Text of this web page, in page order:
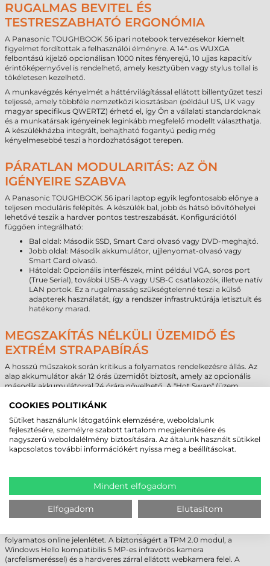
RUGALMAS BEVITEL ÉS
TESTRESZABHATÓ ERGONÓMIA
A Panasonic TOUGHBOOK 56 ipari notebook tervezésekor kiemelt
figyelmet fordítottak a felhasználói élményre. A 14"-os WUXGA
felbontású kijelző opcionálisan 1000 nites fényerejű, 10 ujjas kapacitív
érintőképernyővel is rendelhető, amely kesztyűben vagy stylus tollal is
tökéletesen kezelhető.
A munkavégzés kényelmét a háttérvilágítással ellátott billentyűzet teszi
teljessé, amely többféle nemzetközi kiosztásban (például US, UK vagy
magyar specifikus QWERTZ) érhető el, így Ön a vállalati standardoknak
és a munkatársak igényeinek leginkább megfelelő modellt választhatja.
A készülékházba integrált, behajtható fogantyú pedig még
kényelmesebbé teszi a hordozhatóságot terepen.
PÁRATLAN MODULARITÁS: AZ ÖN
IGÉNYEIRE SZABVA
A Panasonic TOUGHBOOK 56 ipari laptop egyik legfontosabb előnye a
teljesen moduláris felépítés. A készülék bal, jobb és hátsó bővítőhelyei
lehetővé teszik a hardver pontos testreszabását. Konfigurációtól
függően integrálható:
Bal oldal: Második SSD, Smart Card olvasó vagy DVD-meghajtó.
Jobb oldal: Második akkumulátor, ujjlenyomat-olvasó vagy
Smart Card olvasó.
Hátoldal: Opcionális interfészek, mint például VGA, soros port
(True Serial), további USB-A vagy USB-C csatlakozók, illetve natív
LAN portok. Ez a rugalmasság szükségtelenné teszi a külső
adapterek használatát, így a rendszer infrastruktúrája letisztult és
hatékony marad.
MEGSZAKÍTÁS NÉLKÜLI ÜZEMIDŐ ÉS
EXTRÉM STRAPABÍRÁS
A hosszú műszakok során kritikus a folyamatos rendelkezésre állás. Az
alap akkumulátor akár 12 órás üzemidőt biztosít, amely az opcionális
második akkumulátorral 24 órára növelhető. A "Hot Swap" (üzem
kikapcsolása nélkül cserélhetők.
A magnéziumvázas kialakítás megfelel a MIL-STD-810H katonai
szabványoknak, IP5x porállósági és IPx3 vízállósági minősítéssel
rendelkezik, valamint elviseli a 91 cm-es eséseket is.
LAPTOP - JÖVŐBIZTOS ADATKAPCSOLAT
ÉS TÖBBRÉTEGŰ BIZTONSÁG
A Panasonic TOUGHBOOK 56 ipari notebook a legmodernebb
kommunikációs technológiákat vonultatja fel: Intel® Wi-Fi 7, Bluetooth
folyamatos online jelenlétet. A biztonságért a TPM 2.0 modul, a
Windows Hello kompatibilis 5 MP-es infravörös kamera
(arcfelismeréssel) és a hardveres zárral ellátott webkamera felel. A
COOKIES POLITIKÁNK
Sütiket használunk látogatóink elemzésére, weboldalunk
fejlesztésére, személyre szabott tartalom megjelenítésére és
nagyszerű weboldalélmény biztosítására. Az általunk használt sütikkel
kapcsolatos további információkért nyissa meg a beállításokat.
Mindent elfogadom
Elfogadom Elutasítom